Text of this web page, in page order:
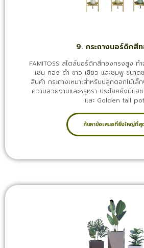
9. กระถางนอร์ดิกสี
FAMITOSS สไตล์นอร์ดิกสีทองทรงสูง ทำ
เช่น ทอง ดำ ขาว เขียว และชมพู ขนาด
สินค้า กระถางเหมาะสำหรับปลูกดอกไม้เล็
ความสวยงามและหรูหรา ประโยคยังมีแ
และ Golden tall pot
ค้นหาข้อเสนอที่ยิ่งใหญ่ที่สุ